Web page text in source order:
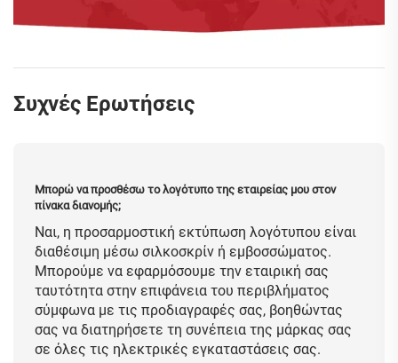
Συχνές Ερωτήσεις
Μπορώ να προσθέσω το λογότυπο της εταιρείας μου στον
πίνακα διανομής;
Ναι, η προσαρμοστική εκτύπωση λογότυπου είναι
διαθέσιμη μέσω σιλκοσκρίν ή εμβοσσώματος.
Μπορούμε να εφαρμόσουμε την εταιρική σας
ταυτότητα στην επιφάνεια του περιβλήματος
σύμφωνα με τις προδιαγραφές σας, βοηθώντας
σας να διατηρήσετε τη συνέπεια της μάρκας σας
σε όλες τις ηλεκτρικές εγκαταστάσεις σας.